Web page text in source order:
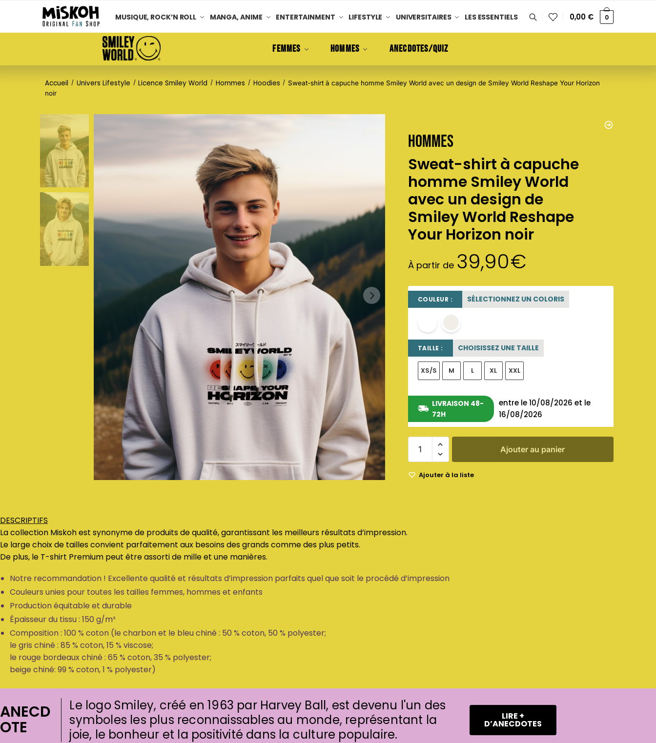
MUSIQUE, ROCK’N ROLL MANGA, ANIME ENTERTAINMENT LIFESTYLE UNIVERSITAIRES LES ESSENTIELS 0,00 € 0
FEMMES HOMMES ANECDOTES/QUIZ
Accueil / Univers Lifestyle / Licence Smiley World / Hommes / Hoodies / Sweat-shirt à capuche homme Smiley World avec un design de Smiley World Reshape Your Horizon
noir
Hommes
Sweat-shirt à capuche
homme Smiley World
avec un design de
Smiley World Reshape
Your Horizon noir
À partir de 39,90€
COULEUR : SÉLECTIONNEZ UN COLORIS
TAILLE : CHOISISSEZ UNE TAILLE
XS/S M L XL XXL
LIVRAISON 48-
72H
entre le 10/08/2026 et le
16/08/2026
Ajouter au panier
Ajouter à la liste
DESCRIPTIFS
La collection Miskoh est synonyme de produits de qualité, garantissant les meilleurs résultats d’impression.
Le large choix de tailles convient parfaitement aux besoins des grands comme des plus petits.
De plus, le T-shirt Premium peut être assorti de mille et une manières.
Notre recommandation ! Excellente qualité et résultats d’impression parfaits quel que soit le procédé d’impression
Couleurs unies pour toutes les tailles femmes, hommes et enfants
Production équitable et durable
Épaisseur du tissu : 150 g/m²
Composition : 100 % coton (le charbon et le bleu chiné : 50 % coton, 50 % polyester;
le gris chiné : 85 % coton, 15 % viscose;
le rouge bordeaux chiné : 65 % coton, 35 % polyester;
beige chiné: 99 % coton, 1 % polyester)
ANECD
OTE
Le logo Smiley, créé en 1963 par Harvey Ball, est devenu l'un des
symboles les plus reconnaissables au monde, représentant la
joie, le bonheur et la positivité dans la culture populaire.
LIRE +
D’ANECDOTES